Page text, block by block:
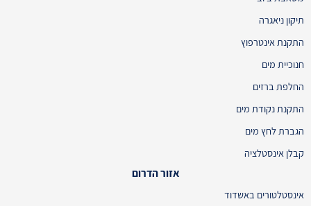
תיקון ניאגרה
התקנת אינטרפוץ
חנוכיית מים
החלפת ברזים
התקנת נקודת מים
הגברת לחץ מים
קבלן אינסטלציה
אזור הדרום
אינסטלטורים באשדוד